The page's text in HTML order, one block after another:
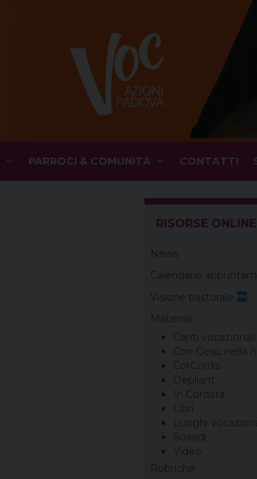
PARROCI & COMUNITÀ CONTATTI
RISORSE ONLINE
News
Calendario
Visione pastorale
Materiali
Canti vocazionali
Con Gesù nella
CorCordis
Depliant
In Cordata
Libri
Luoghi
Sussidi
Video
Rubriche